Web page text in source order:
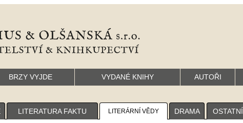
BRZY VYJDE VYDANÉ KNIHY AUTOŘI
LITERATURA FAKTU LITERÁRNÍ VĚDY DRAMA OSTATNÍ